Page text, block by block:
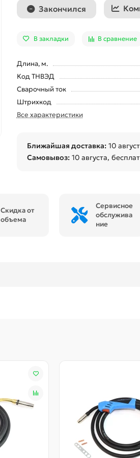
Закончился
В закладки В сравнение
Длина, м.
Код ТНВЭД
Сварочный ток
Штрихкод
Все характеристики
Ближайшая доставка: 10
Самовывоз: 10 августа,
Скидка от
объема
Сервисное
обслужива
ние